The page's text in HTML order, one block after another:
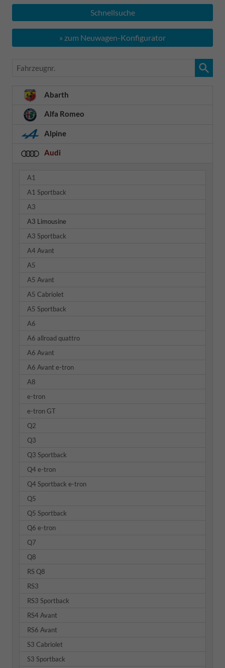
Schnellsuche
» zum Neuwagen-Konfigurator
Fahrzeugnr.
Abarth
Alfa Romeo
Alpine
Audi
A1
A1 Sportback
A3
A3 Limousine
A3 Sportback
A4 Avant
A5
A5 Avant
A5 Cabriolet
A5 Sportback
A6
A6 allroad quattro
A6 Avant
A6 Avant e-tron
A8
e-tron
e-tron GT
Q2
Q3
Q3 Sportback
Q4 e-tron
Q4 Sportback e-tron
Q5
Q5 Sportback
Q6 e-tron
Q7
Q8
RS Q8
RS3
RS3 Sportback
RS4 Avant
RS6 Avant
S3 Cabriolet
S3 Sportback